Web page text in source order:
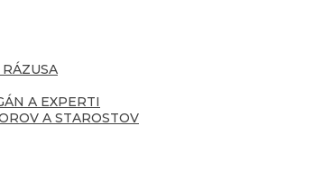
A EXPERTI
A STAROSTOV